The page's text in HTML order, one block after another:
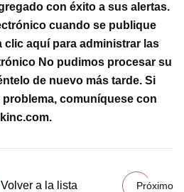
con éxito a sus alertas.
cuando se publique
clic aquí para administrar las
No pudimos procesar su
de nuevo más tarde. Si
comuníquese con
.
Volver a la lista Próximo